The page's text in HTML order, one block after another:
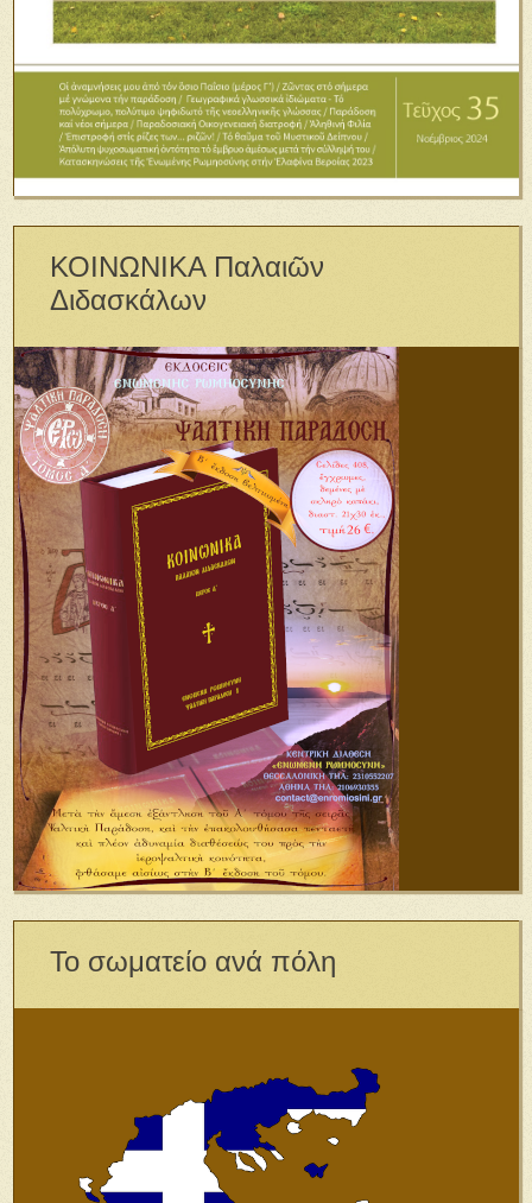
ΚΟΙΝΩΝΙΚΑ Παλαιῶν
Διδασκάλων
Το σωματείο ανά πόλη